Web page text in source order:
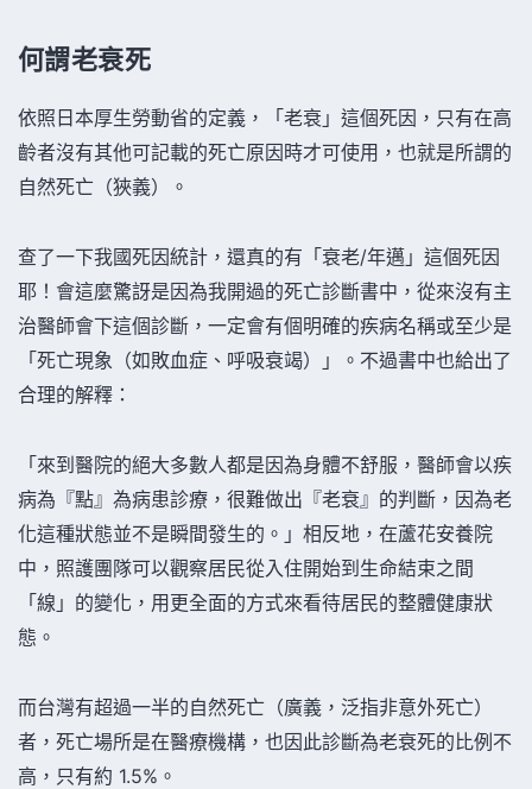
何謂老衰死
依照日本厚生勞動省的定義，「老衰」這個死因，只有在高
齡者沒有其他可記載的死亡原因時才可使用，也就是所謂的
自然死亡（狹義）。
查了一下我國死因統計，還真的有「衰老/年邁」這個死因
耶！會這麼驚訝是因為我開過的死亡診斷書中，從來沒有主
治醫師會下這個診斷，一定會有個明確的疾病名稱或至少是
「死亡現象（如敗血症、呼吸衰竭）」。不過書中也給出了
合理的解釋：
「來到醫院的絕大多數人都是因為身體不舒服，醫師會以疾
病為『點』為病患診療，很難做出『老衰』的判斷，因為老
化這種狀態並不是瞬間發生的。」相反地，在蘆花安養院
中，照護團隊可以觀察居民從入住開始到生命結束之間
「線」的變化，用更全面的方式來看待居民的整體健康狀
態。
而台灣有超過一半的自然死亡（廣義，泛指非意外死亡）
者，死亡場所是在醫療機構，也因此診斷為老衰死的比例不
高，只有約 1.5%。